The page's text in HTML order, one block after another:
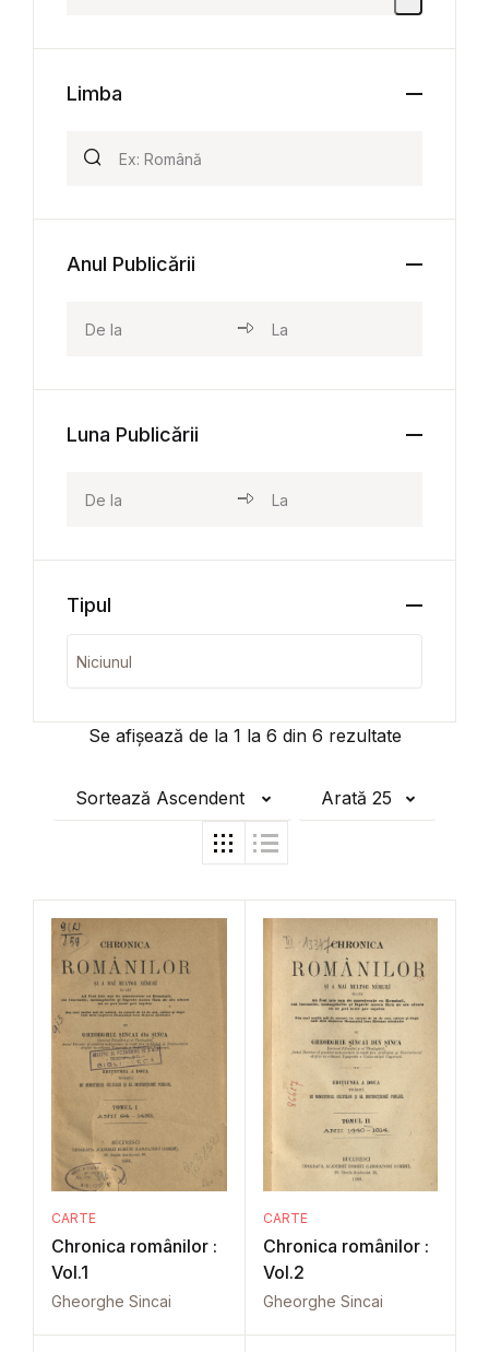
Se afișează de la 1 la 6 din 6 rezultate
Sortează Ascendent Arată 25
CARTE
Chronica românilor :
Vol.1
Gheorghe Sincai
CARTE
Chronica românilor :
Vol.2
Gheorghe Sincai
Limba
Anul Publicării
Luna Publicării
Tipul